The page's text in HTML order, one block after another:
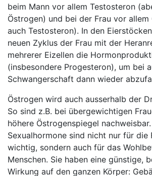
beim Mann vor allem Testosteron
Östrogen) und bei der Frau vor
auch Testosteron). In den
neuen Zyklus der Frau mit der
mehrerer Eizellen die
(insbesondere Progesteron), um bei
Schwangerschaft dann wieder
Östrogen wird auch ausserhalb der
So sind z.B. bei übergewichtigen
höhere Östrogenspiegel
Sexualhormone sind nicht nur für die
wichtig, sondern auch für das
Menschen. Sie haben eine günstige,
Wirkung auf den ganzen Körper: